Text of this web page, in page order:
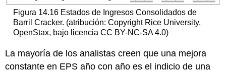
Figura 14.16 Estados de Ingresos Consolidados de
Barril Cracker. (atribución: Copyright Rice University,
OpenStax, bajo licencia CC BY-NC-SA 4.0)
La mayoría de los analistas creen que una mejora
constante en EPS año con año es el indicio de una